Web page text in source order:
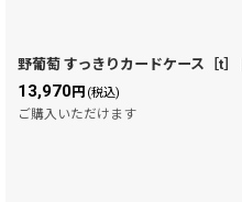
野葡萄 すっきりカードケース［t］
13,970円 (税込)
ご購入いただけます